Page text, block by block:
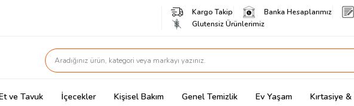
Kargo Takip
Banka Hesaplarımız
Glutensiz Ürünlerimiz
ve Tavuk İçecekler Kişisel Bakım Genel Temizlik Ev Yaşam Kırtasiye